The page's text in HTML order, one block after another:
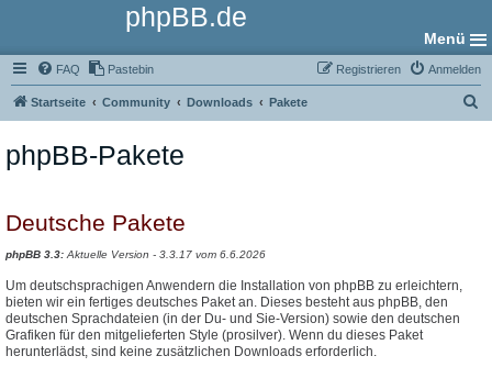
phpBB.de
Menü
FAQ Pastebin Anmelden
Registrieren
Startseite Community Downloads Pakete
phpBB-Pakete
Deutsche Pakete
phpBB 3.3: Aktuelle Version - 3.3.17 vom 6.6.2026
Um deutschsprachigen Anwendern die Installation von phpBB zu erleichtern,
bieten wir ein fertiges deutsches Paket an. Dieses besteht aus phpBB, den
deutschen Sprachdateien (in der Du- und Sie-Version) sowie den deutschen
Grafiken für den mitgelieferten Style (prosilver). Wenn du dieses Paket
herunterlädst, sind keine zusätzlichen Downloads erforderlich.